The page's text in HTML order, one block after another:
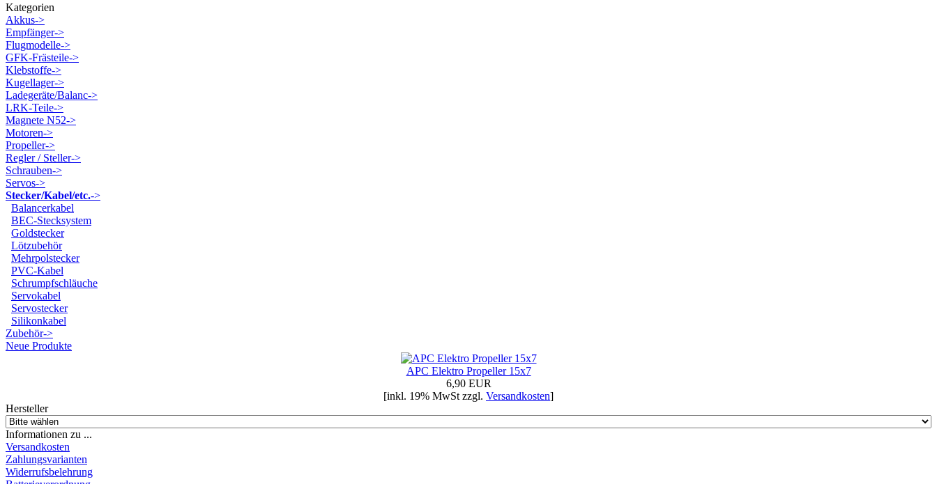
Kategorien
Akkus->
Empfänger->
Flugmodelle->
GFK-Frästeile->
Klebstoffe->
Kugellager->
Ladegeräte/Balanc->
LRK-Teile->
Magnete N52->
Motoren->
Propeller->
Regler / Steller->
Schrauben->
Servos->
Stecker/Kabel/etc.->
Balancerkabel
BEC-Stecksystem
Goldstecker
Lötzubehör
Mehrpolstecker
PVC-Kabel
Schrumpfschläuche
Servokabel
Servostecker
Silikonkabel
Zubehör->
Neue Produkte
APC Elektro Propeller 15x7
6,90 EUR
[inkl. 19% MwSt zzgl. Versandkosten]
Hersteller
Informationen zu ...
Versandkosten
Zahlungsvarianten
Widerrufsbelehrung